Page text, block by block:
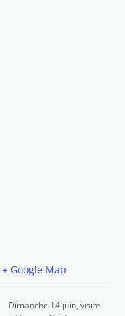
+ Google Map
Dimanche 14 juin, visite